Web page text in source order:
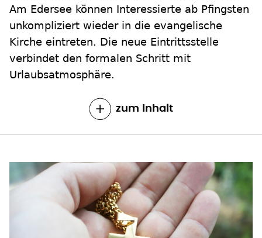
Am Edersee können Interessierte ab Pfingsten
unkompliziert wieder in die evangelische
Kirche eintreten. Die neue Eintrittsstelle
verbindet den formalen Schritt mit
Urlaubsatmosphäre.
zum Inhalt